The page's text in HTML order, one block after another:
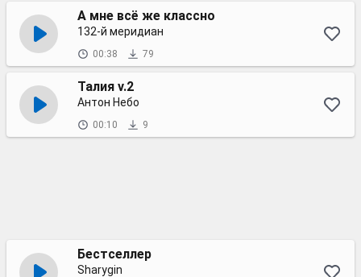
А мне всё же классно
132-й меридиан
00:38 79
Талия v.2
Антон Небо
00:10 9
Бестселлер
Sharygin